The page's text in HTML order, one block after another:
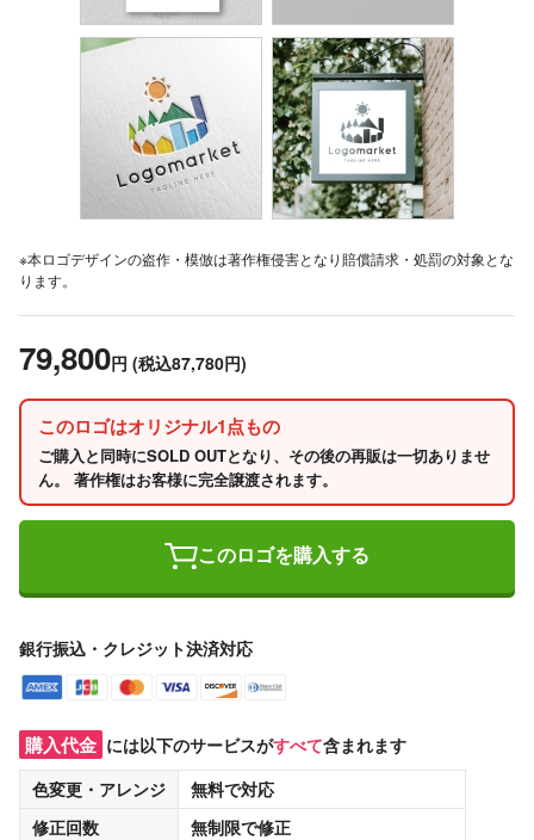
※本ロゴデザインの盗作・模倣は著作権侵害となり賠償請求・処罰の対象とな
ります。
79,800円 (税込87,780円)
このロゴはオリジナル1点もの
ご購入と同時にSOLD OUTとなり、その後の再販は一切ありませ
ん。 著作権はお客様に完全譲渡されます。
このロゴを購入する
銀行振込・クレジット決済対応
購入代金 には以下のサービスがすべて含まれます
色変更・アレンジ
無料で対応
修正回数
無制限で修正